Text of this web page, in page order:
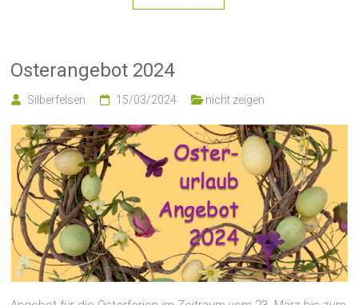
Osterangebot 2024
Silberfelsen 15/03/2024 nicht zeigen